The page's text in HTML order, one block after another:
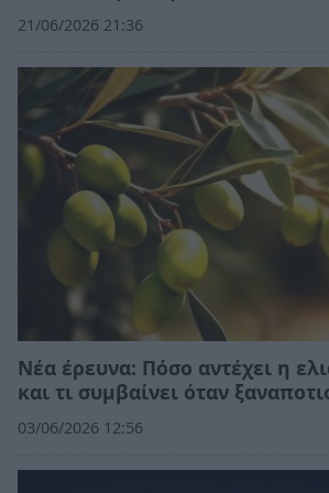
21/06/2026 21:36
Νέα έρευνα: Πόσο αντέχει η
και τι συμβαίνει όταν
03/06/2026 12:56